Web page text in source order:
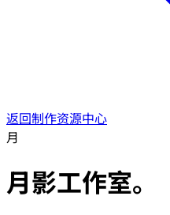
返回制作资源中心
月
月影工作室。